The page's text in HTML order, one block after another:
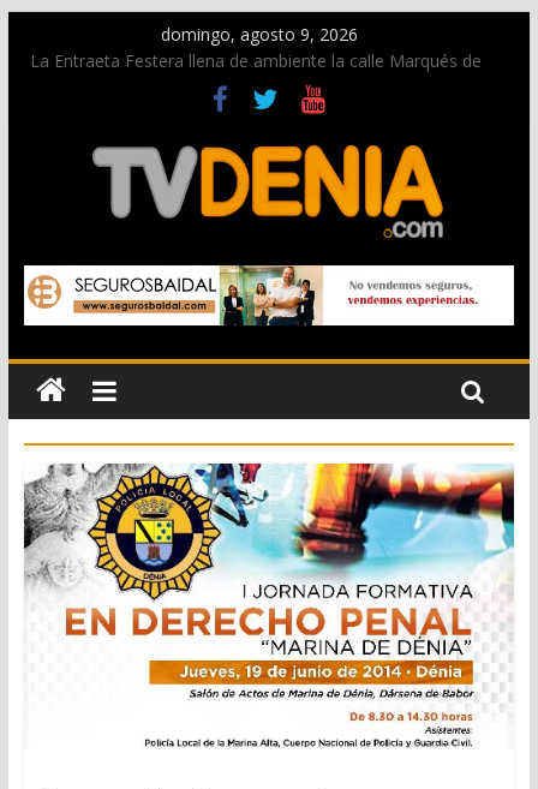
domingo, agosto 9, 2026
La Entraeta Festera llena de ambiente la calle Marqués de
Campo con la recepción a la Capitanía Cristiana
Dos personas fallecen en un grave accidente en la N-332
entre Benissa y Calp
Una nueva oportunidad para donar sangre en Cruz Roja
El bando moro protagonista en la Segunda Entraeta Festera
Paco Adsuar dona al Arxiu de Dénia más de 50.000 imágenes
de la memoria visual de la ciudad